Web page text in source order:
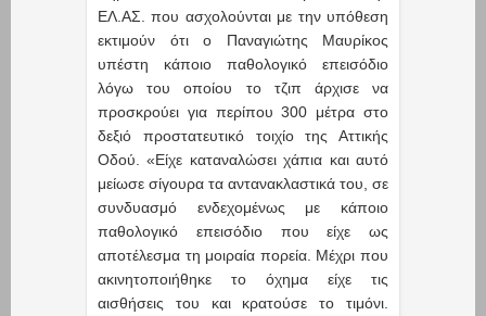
ΕΛ.ΑΣ. που ασχολούνται με την υπόθεση
εκτιμούν ότι ο Παναγιώτης Μαυρίκος
υπέστη κάποιο παθολογικό επεισόδιο
λόγω του οποίου το τζιπ άρχισε να
προσκρούει για περίπου 300 μέτρα στο
δεξιό προστατευτικό τοιχίο της Αττικής
Οδού. «Είχε καταναλώσει χάπια και αυτό
μείωσε σίγουρα τα αντανακλαστικά του, σε
συνδυασμό ενδεχομένως με κάποιο
παθολογικό επεισόδιο που είχε ως
αποτέλεσμα τη μοιραία πορεία. Μέχρι που
ακινητοποιήθηκε το όχημα είχε τις
αισθήσεις του και κρατούσε το τιμόνι.